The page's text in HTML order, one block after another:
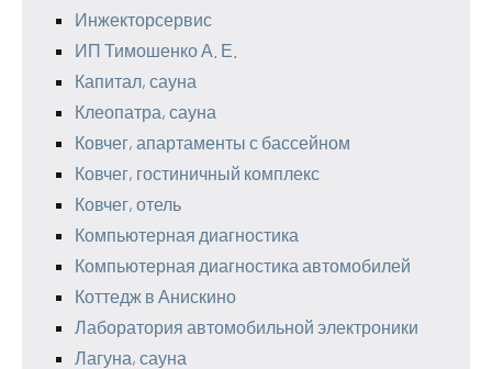
Инжекторсервис
ИП Тимошенко А. Е.
Капитал, сауна
Клеопатра, сауна
Ковчег, апартаменты с бассейном
Ковчег, гостиничный комплекс
Ковчег, отель
Компьютерная диагностика
Компьютерная диагностика автомобилей
Коттедж в Анискино
Лаборатория автомобильной электроники
Лагуна, сауна